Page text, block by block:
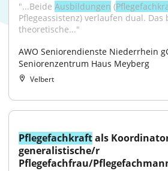
"...Beide Ausbildungen (
Pflegeassistenz) verlaufen dual.
theoretische..."
AWO Seniorendienste Niederrhein
Seniorenzentrum Haus Meyberg
Velbert
Pflegefachkraft als
generalistische/r
Pflegefachfrau/